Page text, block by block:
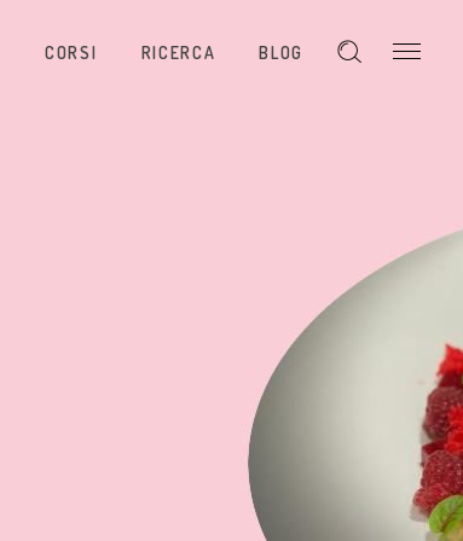
CORSI RICERCA BLOG